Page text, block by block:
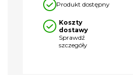
Produkt dostępny
Koszty
dostawy
Sprawdź
szczegóły